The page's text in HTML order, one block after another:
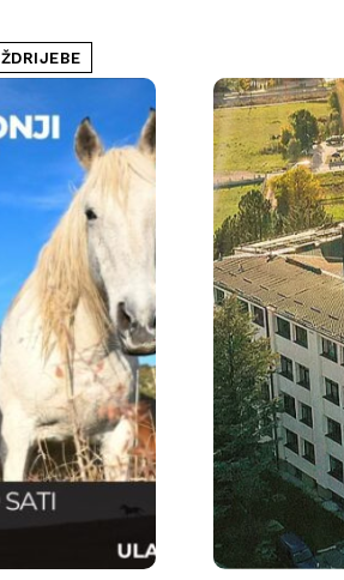
ŽDRIJEBE